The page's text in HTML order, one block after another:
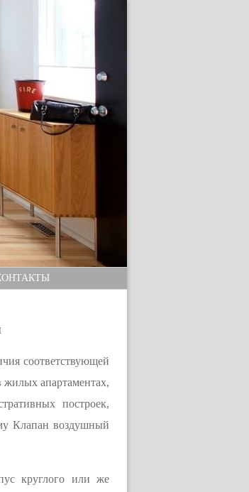
соответствующей
жилых апартаментах,
построек,
Клапан воздушный
круглого или же